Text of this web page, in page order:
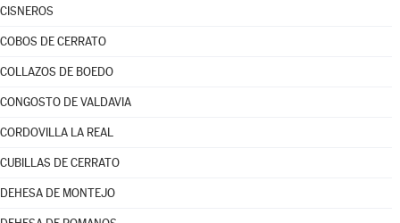
CISNEROS
COBOS DE CERRATO
COLLAZOS DE BOEDO
CONGOSTO DE VALDAVIA
CORDOVILLA LA REAL
CUBILLAS DE CERRATO
DEHESA DE MONTEJO